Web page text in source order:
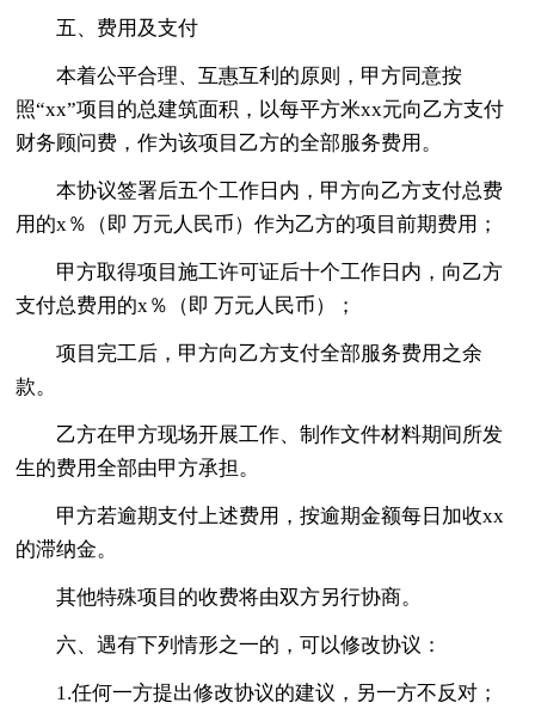
五、费用及支付
本着公平合理、互惠互利的原则，甲方同意按
照“xx”项目的总建筑面积，以每平方米xx元向乙方支付
财务顾问费，作为该项目乙方的全部服务费用。
本协议签署后五个工作日内，甲方向乙方支付总费
用的x％（即 万元人民币）作为乙方的项目前期费用；
甲方取得项目施工许可证后十个工作日内，向乙方
支付总费用的x％（即 万元人民币）；
项目完工后，甲方向乙方支付全部服务费用之余
款。
乙方在甲方现场开展工作、制作文件材料期间所发
生的费用全部由甲方承担。
甲方若逾期支付上述费用，按逾期金额每日加收xx
的滞纳金。
其他特殊项目的收费将由双方另行协商。
六、遇有下列情形之一的，可以修改协议：
1.任何一方提出修改协议的建议，另一方不反对；